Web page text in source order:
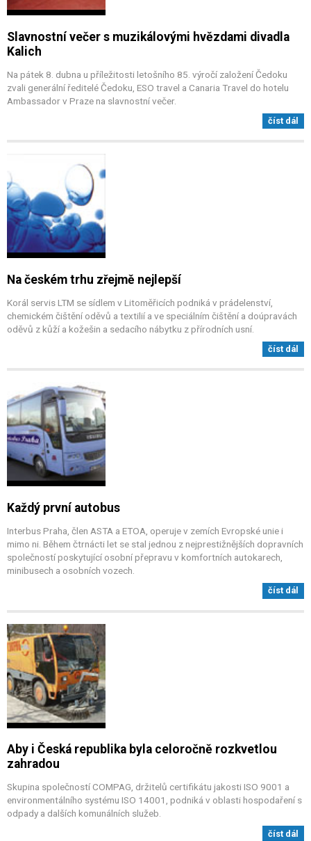
Slavnostní večer s muzikálovými hvězdami divadla
Kalich
Na pátek 8. dubna u příležitosti letošního 85. výročí založení Čedoku
zvali generální ředitelé Čedoku, ESO travel a Canaria Travel do hotelu
Ambassador v Praze na slavnostní večer.
číst dál
Na českém trhu zřejmě nejlepší
Korál servis LTM se sídlem v Litoměřicích podniká v prádelenství,
chemickém čištění oděvů a textilií a ve speciálním čištění a doúpravách
oděvů z kůží a kožešin a sedacího nábytku z přírodních usní.
číst dál
Každý první autobus
Interbus Praha, člen ASTA a ETOA, operuje v zemích Evropské unie i
mimo ni. Během čtrnácti let se stal jednou z nejprestižnějších dopravních
společností poskytující osobní přepravu v komfortních autokarech,
minibusech a osobních vozech.
číst dál
Aby i Česká republika byla celoročně rozkvetlou
zahradou
Skupina společností COMPAG, držitelů certifikátu jakosti ISO 9001 a
environmentálního systému ISO 14001, podniká v oblasti hospodaření s
odpady a dalších komunálních služeb.
číst dál